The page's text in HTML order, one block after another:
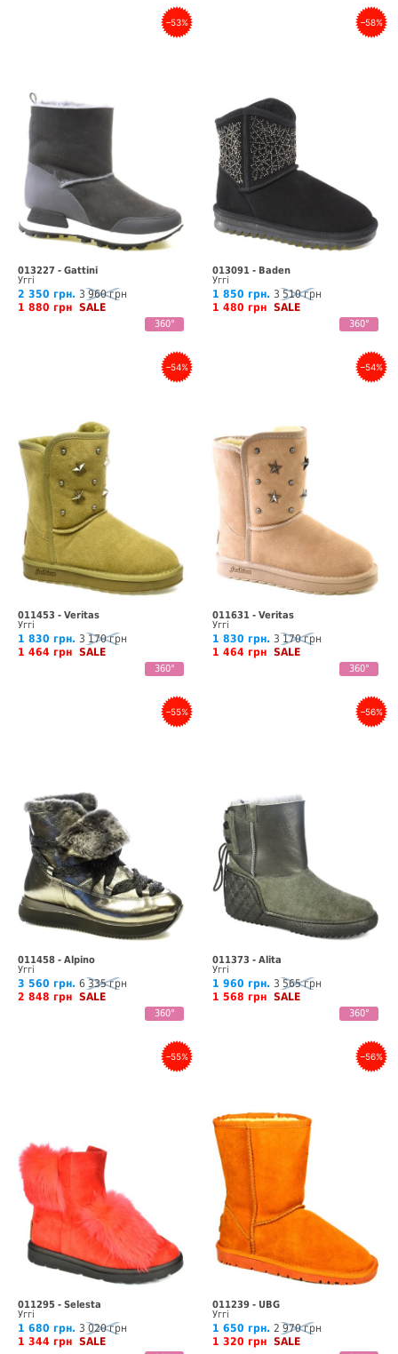
–53%
013227 - Gattini
Уггі
2 350 грн. 3 960 грн
1 880 грн SALE
360°
–58%
013091 - Baden
Уггі
1 850 грн. 3 510 грн
1 480 грн SALE
360°
–54%
011453 - Veritas
Уггі
1 830 грн. 3 170 грн
1 464 грн SALE
360°
–54%
011631 - Veritas
Уггі
1 830 грн. 3 170 грн
1 464 грн SALE
360°
–55%
011458 - Alpino
Уггі
3 560 грн. 6 335 грн
2 848 грн SALE
360°
–56%
011373 - Alita
Уггі
1 960 грн. 3 565 грн
1 568 грн SALE
360°
–55%
011295 - Selesta
Уггі
1 680 грн. 3 020 грн
1 344 грн SALE
–56%
011239 - UBG
Уггі
1 650 грн. 2 970 грн
1 320 грн SALE